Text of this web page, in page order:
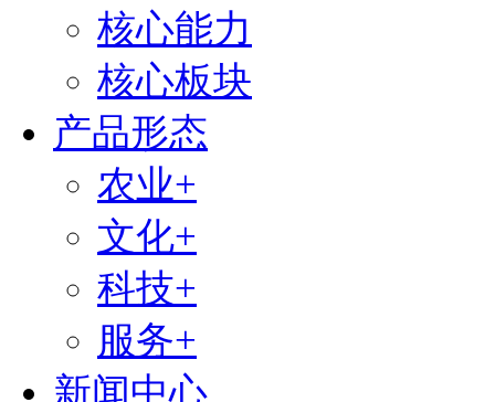
核心能力
核心板块
产品形态
农业+
文化+
科技+
服务+
新闻中心